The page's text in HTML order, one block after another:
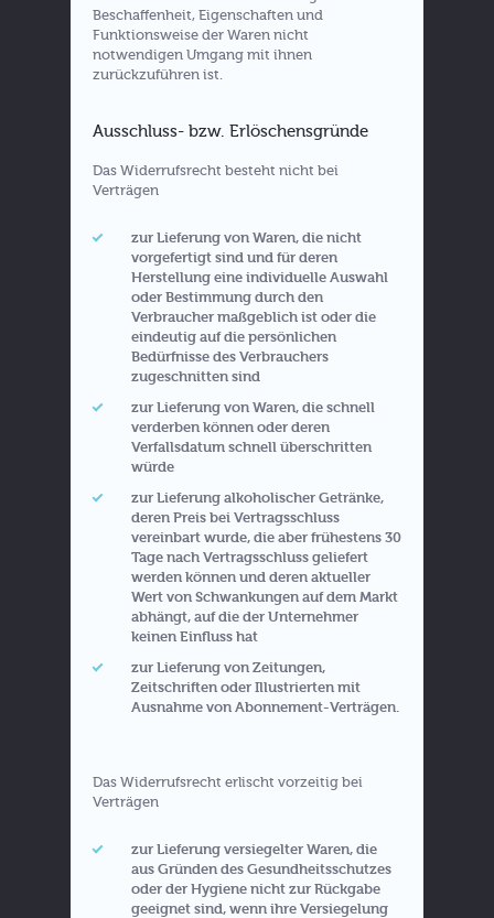
Beschaffenheit, Eigenschaften und
Funktionsweise der Waren nicht
notwendigen Umgang mit ihnen
zurückzuführen ist.
Ausschluss- bzw. Erlöschensgründe
Das Widerrufsrecht besteht nicht bei
Verträgen
zur Lieferung von Waren, die nicht
vorgefertigt sind und für deren
Herstellung eine individuelle Auswahl
oder Bestimmung durch den
Verbraucher maßgeblich ist oder die
eindeutig auf die persönlichen
Bedürfnisse des Verbrauchers
zugeschnitten sind
zur Lieferung von Waren, die schnell
verderben können oder deren
Verfallsdatum schnell überschritten
würde
zur Lieferung alkoholischer Getränke,
deren Preis bei Vertragsschluss
vereinbart wurde, die aber frühestens 30
Tage nach Vertragsschluss geliefert
werden können und deren aktueller
Wert von Schwankungen auf dem Markt
abhängt, auf die der Unternehmer
keinen Einfluss hat
zur Lieferung von Zeitungen,
Zeitschriften oder Illustrierten mit
Ausnahme von Abonnement-Verträgen.
Das Widerrufsrecht erlischt vorzeitig bei
Verträgen
zur Lieferung versiegelter Waren, die
aus Gründen des Gesundheitsschutzes
oder der Hygiene nicht zur Rückgabe
geeignet sind, wenn ihre Versiegelung